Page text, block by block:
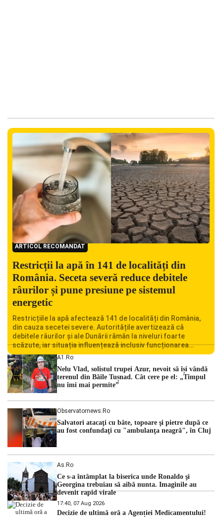
ARTICOL RECOMANDAT
Restricții la apă în 141 de localități din
România. Seceta severă reduce debitele
râurilor și pune presiune pe sistemul
energetic
Restricțiile la apă afectează 141 de localități din România,
din cauza secetei severe. Autoritățile avertizează că
debitele râurilor și ale Dunării rămân la niveluri foarte
scăzute, iar situația influențează inclusiv funcționarea
Centralei Nucleare de la Cernavodă. România se confruntă
cu una dintre cele mai dificile perioade din punct de vedere
hidrologic din ultimii ani. Lipsa […]
A1.ro
Nelu Vlad, solistul trupei Azur, nevoit să își vândă
terenul din Băile Tușnad. Cât cere pe el: „Timpul
nu îmi mai permite”
Observatornews.ro
Salvatori atacaţi cu bâte, topoare şi pietre după ce
au fost confundaţi cu "ambulanţa neagră", în Cluj
As.ro
Ce s-a întâmplat la biserica unde Ronaldo şi
Georgina trebuiau să aibă nunta. Imaginile au
devenit rapid virale
17:40, 07 Aug 2026
Decizie de ultimă oră a Agenției Medicamentului!